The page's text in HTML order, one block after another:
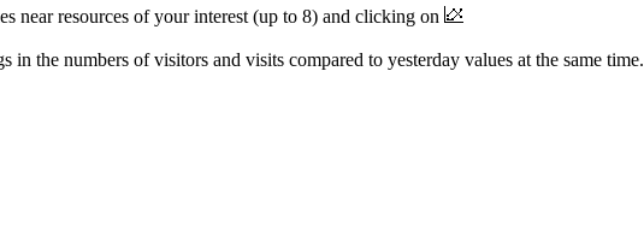
near resources of your interest (up to 8) and clicking on
the numbers of visitors and visits compared to yesterday values at the same time.